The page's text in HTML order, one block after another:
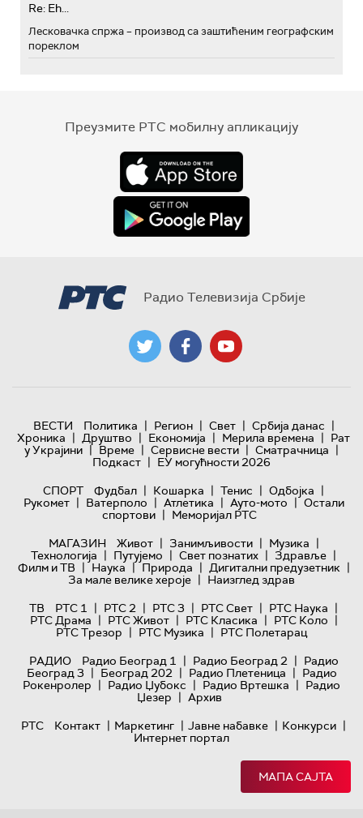
Re: Eh...
Лесковачка спржа – производ са заштићеним географским
пореклом
Преузмите РТС мобилну апликацију
Радио Телевизија Србије
ВЕСТИ Политика | Регион | Свет | Србија данас |
Хроника | Друштво | Економија | Мерила времена | Рат
у Украјини | Време | Сервисне вести | Сматрачница |
Подкаст | ЕУ могућности 2026
СПОРТ
Фудбал | Кошарка | Тенис | Одбојка |
Рукомет | Ватерполо | Атлетика | Ауто-мото | Остали
спортови | Меморијал РТС
МАГАЗИН
Живот | Занимљивости | Музика |
Технологијa | Путујемо | Свет познатих | Здравље |
Филм и ТВ | Наука | Природа | Дигитални предузетник |
За мале велике хероје | Наизглед здрав
ТВ
РТС 1 | РТС 2 | РТС 3 | РТС Свет | РТС Наука |
РТС Драма | РТС Живот | РТС Класика | РТС Коло |
РТС Трезор | РТС Музика | РТС Полетарац
РАДИО
Радио Београд 1 | Радио Београд 2 | Радио
Београд 3 | Београд 202 | Радио Плетеница | Радио
Рокенролер | Радио Џубокс | Радио Вртешка | Радио
Џезер | Архив
РТС
Контакт | Маркетинг | Јавне набавке | Конкурси |
Интернет портал
МАПА САЈТА